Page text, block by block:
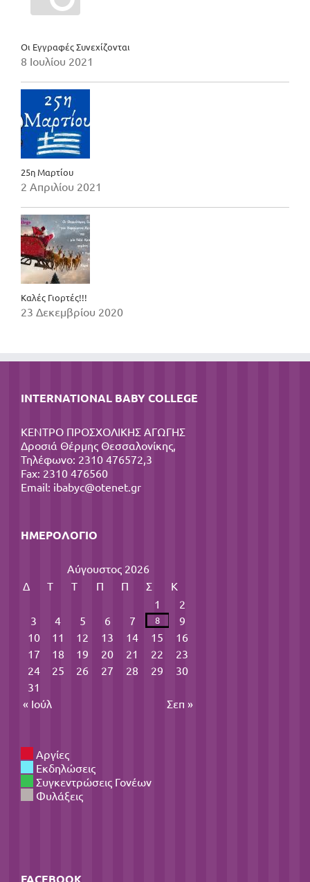
Οι Εγγραφές Συνεχίζονται
8 Ιουλίου 2021
25η Μαρτίου
2 Απριλίου 2021
Καλές Γιορτές!!!
23 Δεκεμβρίου 2020
INTERNATIONAL BABY COLLEGE
ΚΕΝΤΡΟ ΠΡΟΣΧΟΛΙΚΗΣ ΑΓΩΓΗΣ
Δροσιά Θέρμης Θεσσαλονίκης,
Τηλέφωνο: 2310 476572,3
Fax: 2310 476560
Email: ibabyc@otenet.gr
ΗΜΕΡΟΛΌΓΙΟ
Αύγουστος 2026
Δ
Τ Τ Π Π Σ
Κ
1
2
3
4 5 6 7 8
9
10
11 12 13 14 15
16
17
18 19 20 21 22
23
24
25 26 27 28 29
30
31
« Ιούλ
Σεπ »
Αργίες
Εκδηλώσεις
Συγκεντρώσεις Γονέων
Φυλάξεις
FACEBOOK